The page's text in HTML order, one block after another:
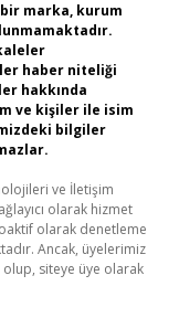
marka, kurum
haber niteliği
hakkında
ve kişiler ile isim
bilgiler
ve İletişim
olarak hizmet
olarak denetleme
Ancak, üyelerimiz
olup, siteye üye olarak